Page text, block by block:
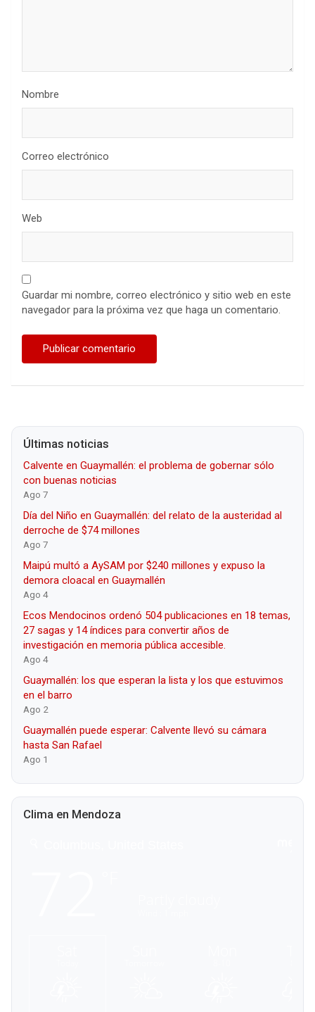
Nombre
Correo electrónico
Web
Guardar mi nombre, correo electrónico y sitio web en este
navegador para la próxima vez que haga un comentario.
Últimas noticias
Calvente en Guaymallén: el problema de gobernar sólo
con buenas noticias
Ago 7
Día del Niño en Guaymallén: del relato de la austeridad al
derroche de $74 millones
Ago 7
Maipú multó a AySAM por $240 millones y expuso la
demora cloacal en Guaymallén
Ago 4
Ecos Mendocinos ordenó 504 publicaciones en 18 temas,
27 sagas y 14 índices para convertir años de
investigación en memoria pública accesible.
Ago 4
Guaymallén: los que esperan la lista y los que estuvimos
en el barro
Ago 2
Guaymallén puede esperar: Calvente llevó su cámara
hasta San Rafael
Ago 1
Clima en Mendoza